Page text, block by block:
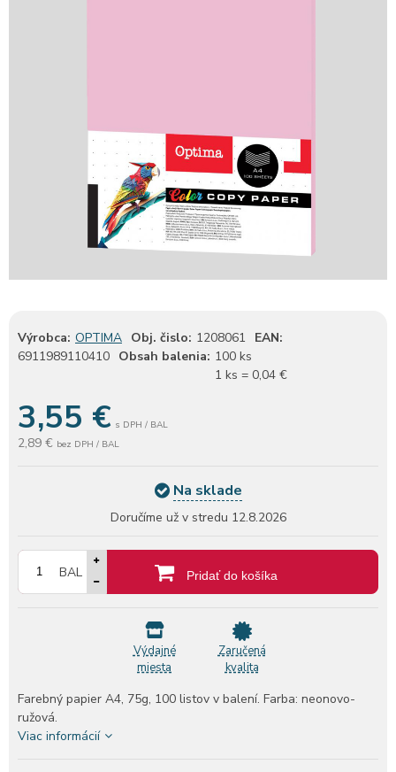
Výrobca: OPTIMA Obj. čislo: 1208061
EAN:
6911989110410 Obsah balenia: 100 ks
1 ks = 0,04 €
3,55 € s DPH / BAL
2,89 € bez DPH / BAL
Na sklade
Doručíme už v stredu 12.8.2026
BAL Pridať do košíka
Výdajné
miesta
Zaručená
kvalita
Farebný papier A4, 75g, 100 listov v balení. Farba: neonovo-
ružová.
Viac informácií